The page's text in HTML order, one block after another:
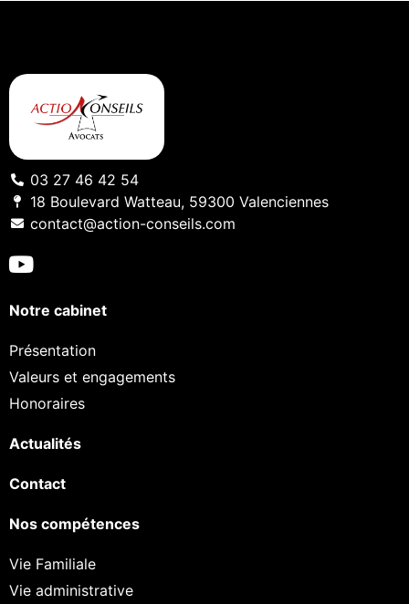
03 27 46 42 54
18 Boulevard Watteau, 59300 Valenciennes
contact@action-conseils.com
Notre cabinet
Présentation
Valeurs et engagements
Honoraires
Actualités
Contact
Nos compétences
Vie Familiale
Vie administrative